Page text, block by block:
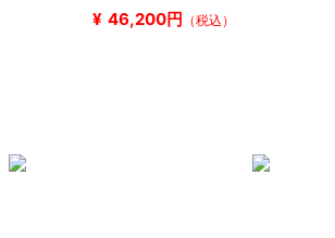
¥ 46,200円 （税込）